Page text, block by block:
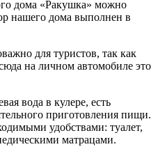
дома «Ракушка» можно
нашего дома выполнен в
для туристов, так как
на личном автомобиле это
вода в кулере, есть
приготовления пищи.
удобствами: туалет,
матрацами.